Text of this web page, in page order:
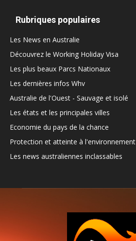
Rubriques populaires
Les News en Australie
Découvrez le Working Holiday Visa
Les plus beaux Parcs Nationaux
Les dernières infos Whv
Australie de l'Ouest - Sauvage et isolé
Les états et les principales villes
Economie du pays de la chance
Protection et atteinte à l'environnement
Les news australiennes inclassables